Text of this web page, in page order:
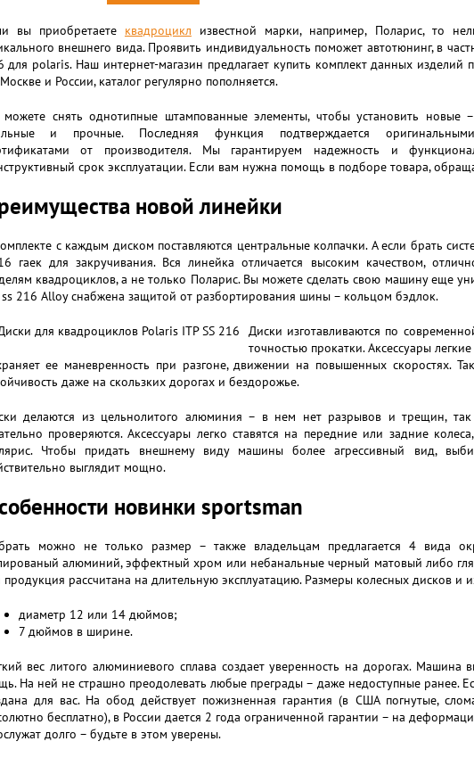
вы приобретаете квадроцикл известной марки, например, Поларис, то
внешнего вида. Проявить индивидуальность поможет автотюнинг, в
для polaris. Наш интернет-магазин предлагает купить комплект данных изделий
и России, каталог регулярно пополняется.
снять однотипные штампованные элементы, чтобы установить новые –
и прочные. Последняя функция подтверждается оригинальными
от производителя. Мы гарантируем надежность и
срок эксплуатации. Если вам нужна помощь в подборе товара,
новой линейки
с каждым диском поставляются центральные колпачки. А если брать
гаек для закручивания. Вся линейка отличается высоким качеством,
квадроциклов, а не только Поларис. Вы можете сделать свою машину еще
216 Alloy снабжена защитой от разбортирования шины – кольцом бэдлок.
Диски изготавливаются по
точностью прокатки. Аксессуары
ее маневренность при разгоне, движении на повышенных скоростях.
даже на скользких дорогах и бездорожье.
делаются из цельнолитого алюминия – в нем нет разрывов и трещин,
проверяются. Аксессуары легко ставятся на передние или задние
Чтобы придать внешнему виду машины более агрессивный вид,
выглядит мощно.
новинки sportsman
можно не только размер – также владельцам предлагается 4 вида
алюминий, эффектный хром или небанальные черный матовый либо
продукция рассчитана на длительную эксплуатацию. Размеры колесных дисков и
диаметр 12 или 14 дюймов;
7 дюймов в ширине.
вес литого алюминиевого сплава создает уверенность на дорогах. Машина
На ней не страшно преодолевать любые преграды – даже недоступные ранее.
для вас. На обод действует пожизненная гарантия (в США погнутые,
бесплатно), в России дается 2 года ограниченной гарантии – на
долго – будьте в этом уверены.